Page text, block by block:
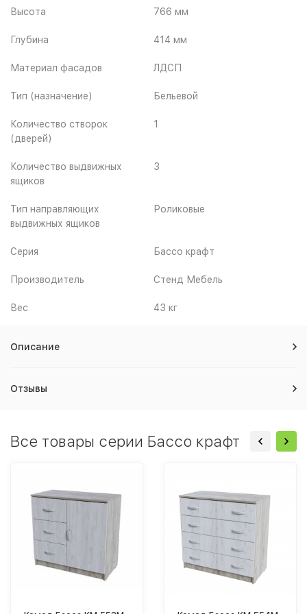
Высота 766 мм
Глубина 414 мм
Материал фасадов ЛДСП
Тип (назначение) Бельевой
Количество створок
(дверей)
1
Количество выдвижных
ящиков
3
Тип направляющих
выдвижных ящиков
Роликовые
Серия Бассо крафт
Производитель Стенд Мебель
Вес 43 кг
Описание
Отзывы
Все товары серии Бассо крафт